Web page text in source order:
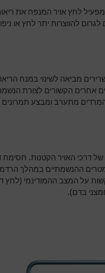
לחץ אויר המנפח את
להווצרות יתר לחץ או
מביאה לשינוי במנח
אחרים הקשורים לצורת
מתערב ומבצע תמרונים
דרכי האויר הקטנות. חסימת
ההנשמתיים במהלך
על המצב ההמודינמי (לחץ
בדם).